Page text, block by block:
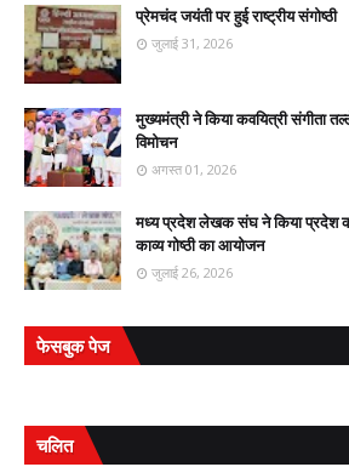
प्रेमचंद जयंती पर हुई राष्ट्रीय संगोष्ठी
जुलाई 31, 2026
मुख्यमंत्री ने किया कवयित्री संगीता
विमोचन
अगस्त 01, 2026
मध्य प्रदेश लेखक संघ ने किया प्रदेश
काव्य गोष्ठी का आयोजन
जुलाई 26, 2026
फेसबुक पेज
चलित